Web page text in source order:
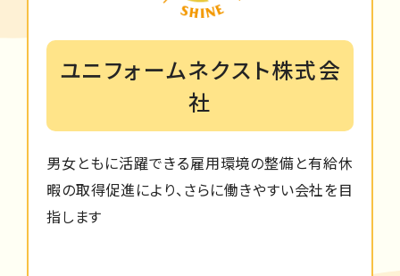
ユニフォームネクスト株式会
社
男女ともに活躍できる雇用環境の整備と有給休
暇の取得促進により、さらに働きやすい会社を目
指します